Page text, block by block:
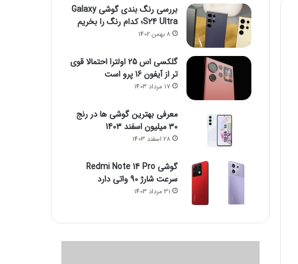
بررسی رنگ بندی گوشی Galaxy
S24 Ultra؛ کدام رنگ را بخریم
8 بهمن 1402
گلکسی اس 25 اولترا احتمالا قوی
تر از آیفون 16 پرو است
17 مرداد 1403
معرفی بهترین گوشی ها در رنج
۳۰ میلیون اسفند 1403
28 اسفند 1403
گوشی Redmi Note 14 Pro
سرعت شارژ 90 واتی دارد
31 مرداد 1403